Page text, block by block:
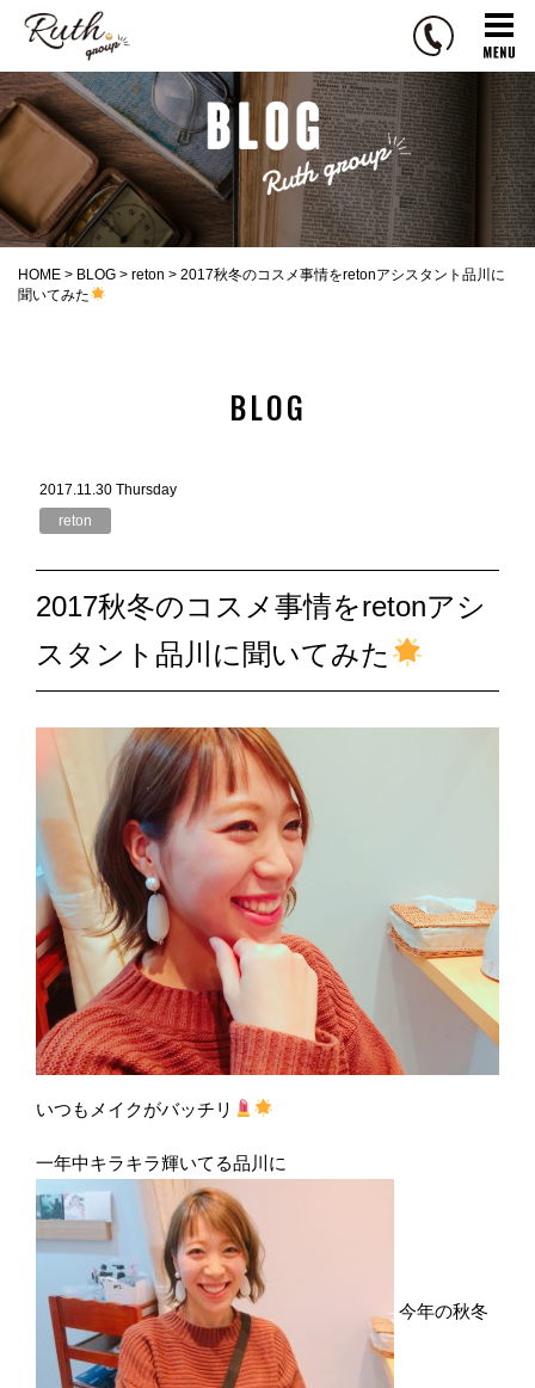
t
h
g
r
o
u
HOME > BLOG > reton > 2017秋冬のコスメ事情をretonアシスタント品川に
聞いてみた
BLOG
2017.11.30 Thursday
reton
2017秋冬のコスメ事情をretonアシ
スタント品川に聞いてみた
いつもメイクがバッチリ
一年中キラキラ輝いてる品川に
今年の秋冬